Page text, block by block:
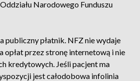
Narodowego Funduszu
publiczny płatnik. NFZ nie wydaje
opłat przez stronę internetową i nie
kredytowych. Jeśli pacjent ma
jest całodobowa infolinia